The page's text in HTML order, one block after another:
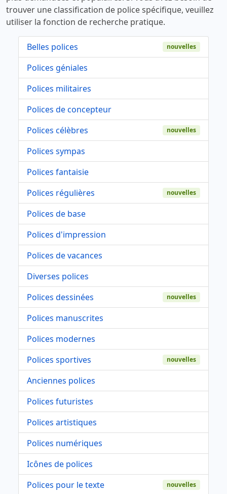
trouver une classification de police spécifique, veuillez
utiliser la fonction de recherche pratique.
Belles polices nouvelles
Polices géniales
Polices militaires
Polices de concepteur
Polices célèbres
nouvelles
Polices sympas
Polices fantaisie
Polices régulières
nouvelles
Polices de base
Polices d'impression
Polices de vacances
Diverses polices
Polices dessinées
nouvelles
Polices manuscrites
Polices modernes
Polices sportives
nouvelles
Anciennes polices
Polices futuristes
Polices artistiques
Polices numériques
Icônes de polices
Polices pour le texte
nouvelles